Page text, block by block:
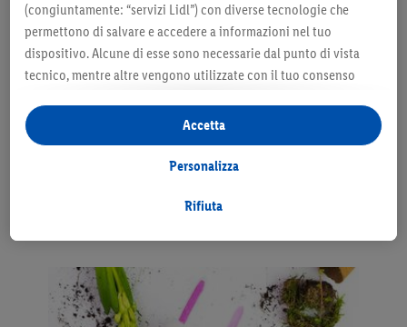
Con un marcatore indelebile disegna il muso del
coniglietto; per completarlo puoi utilizzare degli
occhietti finti. Per realizzare le morbide zampette del
coniglio puoi incollare dei pon-pon sulle protuberanze
tonde del fondo della bottiglia in PET. Puoi aggiungere
anche un pon-pon sul retro per ricreare la coda del
coniglietto e ottenere un risultato dolcissimo.
(congiuntamente: “servizi Lidl”) con diverse tecnologie che
permettono di salvare e accedere a informazioni nel tuo
dispositivo. Alcune di esse sono necessarie dal punto di vista
tecnico, mentre altre vengono utilizzate con il tuo consenso
statistiche o per realizzare pubblicità personalizzate all’interno
e all’esterno dei servizi Lidl. Se partecipi al programma Lidl Plus,
per tali finalità vengono trattati anche dati riguardanti il tuo
Selezionando “Personalizza” puoi consentire solo alcune
Cliccando su “Rifiuta” puoi consentire solo l’impiego di
tecnologie necessarie. Cliccando su “Accetta” acconsenti a tutti
i trattamenti per tutte le finalità sopra menzionate. Nelle nostre
Rifiuta
Personalizza
Accetta